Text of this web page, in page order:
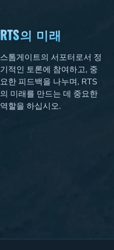
RTS의 미래
스톰게이트의 서포터로서 정
기적인 토론에 참여하고, 중
요한 피드백을 나누며, RTS
의 미래를 만드는 데 중요한
역할을 하십시오.